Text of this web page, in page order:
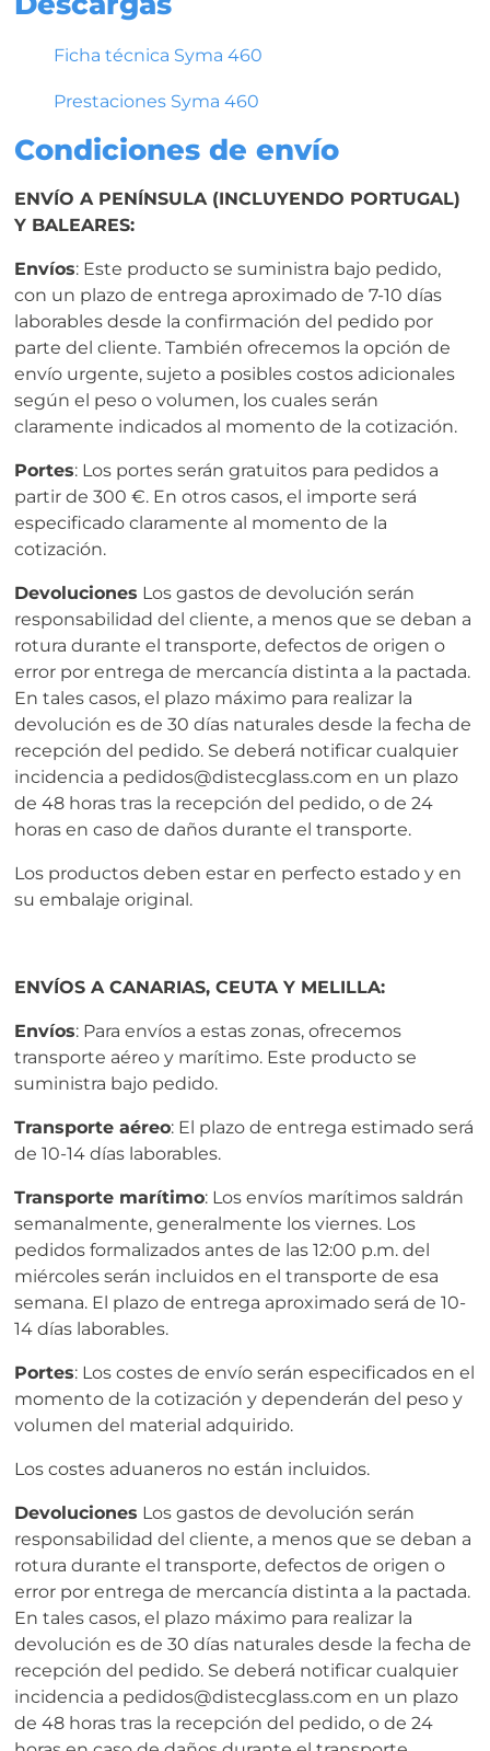
Ficha técnica Syma 460
Prestaciones Syma 460
Condiciones de envío
ENVÍO A PENÍNSULA (INCLUYENDO PORTUGAL)
Y BALEARES:
Envíos: Este producto se suministra bajo pedido,
con un plazo de entrega aproximado de 7-10 días
laborables desde la confirmación del pedido por
parte del cliente. También ofrecemos la opción de
envío urgente, sujeto a posibles costos adicionales
según el peso o volumen, los cuales serán
claramente indicados al momento de la cotización.
Portes: Los portes serán gratuitos para pedidos a
partir de 300 €. En otros casos, el importe será
especificado claramente al momento de la
cotización.
Devoluciones Los gastos de devolución serán
responsabilidad del cliente, a menos que se deban a
rotura durante el transporte, defectos de origen o
error por entrega de mercancía distinta a la pactada.
En tales casos, el plazo máximo para realizar la
devolución es de 30 días naturales desde la fecha de
recepción del pedido. Se deberá notificar cualquier
incidencia a pedidos@distecglass.com en un plazo
de 48 horas tras la recepción del pedido, o de 24
horas en caso de daños durante el transporte.
Los productos deben estar en perfecto estado y en
su embalaje original.
ENVÍOS A CANARIAS, CEUTA Y MELILLA:
Envíos: Para envíos a estas zonas, ofrecemos
transporte aéreo y marítimo. Este producto se
suministra bajo pedido.
Transporte aéreo: El plazo de entrega estimado será
de 10-14 días laborables.
Transporte marítimo: Los envíos marítimos saldrán
semanalmente, generalmente los viernes. Los
pedidos formalizados antes de las 12:00 p.m. del
miércoles serán incluidos en el transporte de esa
semana. El plazo de entrega aproximado será de 10-
14 días laborables.
Portes: Los costes de envío serán especificados en el
momento de la cotización y dependerán del peso y
volumen del material adquirido.
Los costes aduaneros no están incluidos.
Devoluciones Los gastos de devolución serán
responsabilidad del cliente, a menos que se deban a
rotura durante el transporte, defectos de origen o
error por entrega de mercancía distinta a la pactada.
En tales casos, el plazo máximo para realizar la
devolución es de 30 días naturales desde la fecha de
recepción del pedido. Se deberá notificar cualquier
incidencia a pedidos@distecglass.com en un plazo
de 48 horas tras la recepción del pedido, o de 24